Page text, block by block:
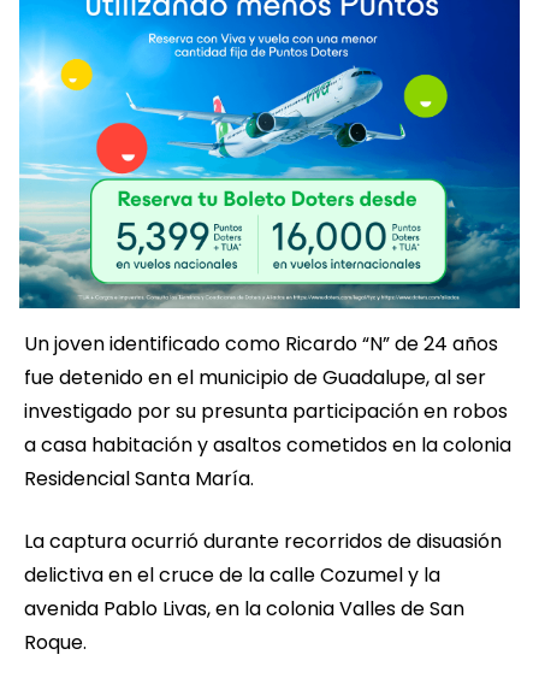
Un joven identificado como Ricardo “N” de 24 años
fue detenido en el municipio de Guadalupe, al ser
investigado por su presunta participación en robos
a casa habitación y asaltos cometidos en la colonia
Residencial Santa María.
La captura ocurrió durante recorridos de disuasión
delictiva en el cruce de la calle Cozumel y la
avenida Pablo Livas, en la colonia Valles de San
Roque.